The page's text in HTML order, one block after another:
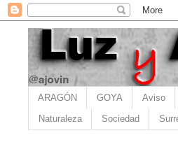
ARAGÓN GOYA Aviso
Naturaleza Sociedad